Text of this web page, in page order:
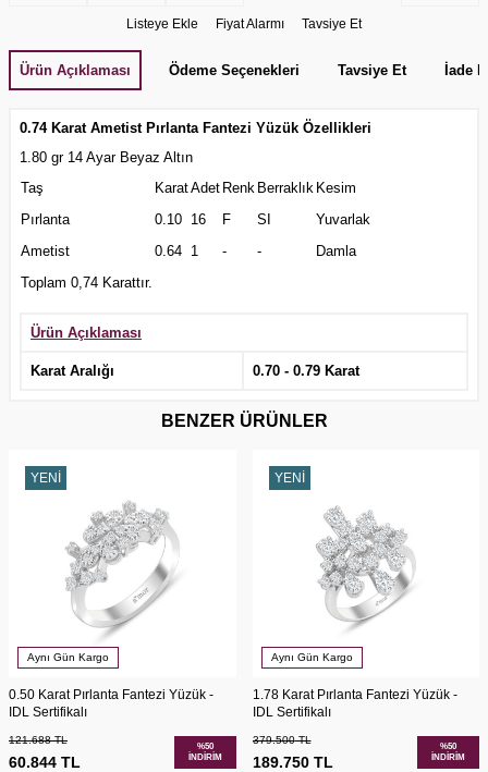
Listeye Ekle Fiyat Alarmı Tavsiye Et
Ürün Açıklaması Ödeme Seçenekleri Tavsiye Et İade
0.74 Karat Ametist Pırlanta Fantezi Yüzük Özellikleri
1.80 gr 14 Ayar Beyaz Altın
Taş
KaratAdet Renk Berraklık Kesim
Pırlanta
0.10 16 F SI
Yuvarlak
Ametist
0.64 1 - -
Damla
Toplam 0,74 Karattır.
Ürün Açıklaması
Karat Aralığı 0.70 - 0.79 Karat
BENZER ÜRÜNLER
YENI
Aynı Gün Kargo
0.50 Karat Pırlanta Fantezi Yüzük -
IDL Sertifikalı
121.688TL
60.844 TL
%50
İNDIRIM
YENI
Aynı Gün Kargo
1.78 Karat Pırlanta Fantezi Yüzük -
IDL Sertifikalı
379.500TL
189.750TL
%50
İNDIRIM